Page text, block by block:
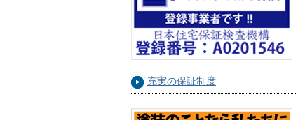
充実の保証制度